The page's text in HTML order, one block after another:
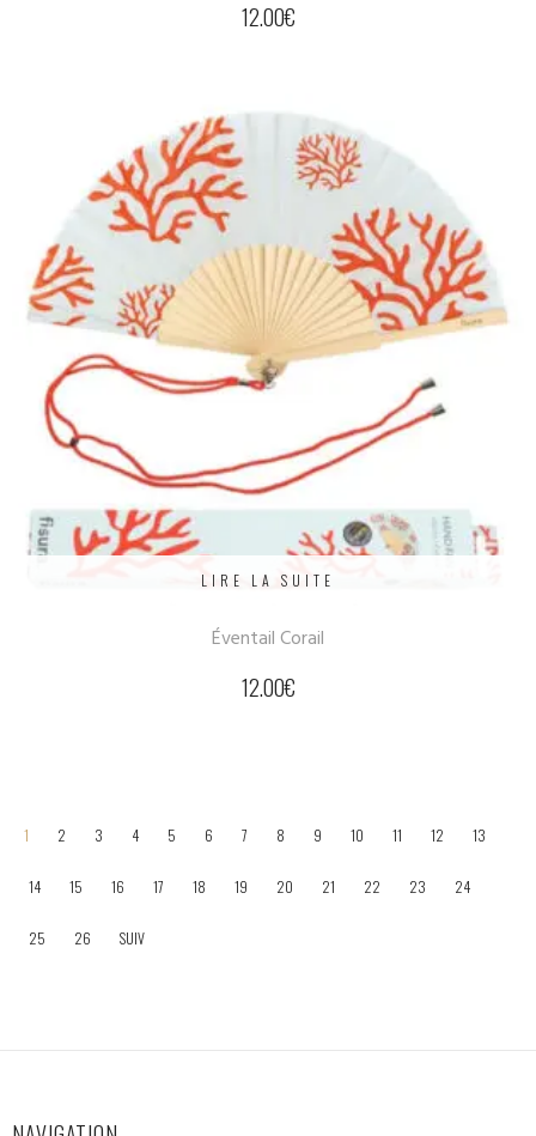
12.00€
LIRE LA SUITE
Éventail Corail
12.00€
1 2 3 4 5 6 7 8 9 10 11 12 13
14 15 16 17 18 19 20 21 22 23 24
25 26 SUIV